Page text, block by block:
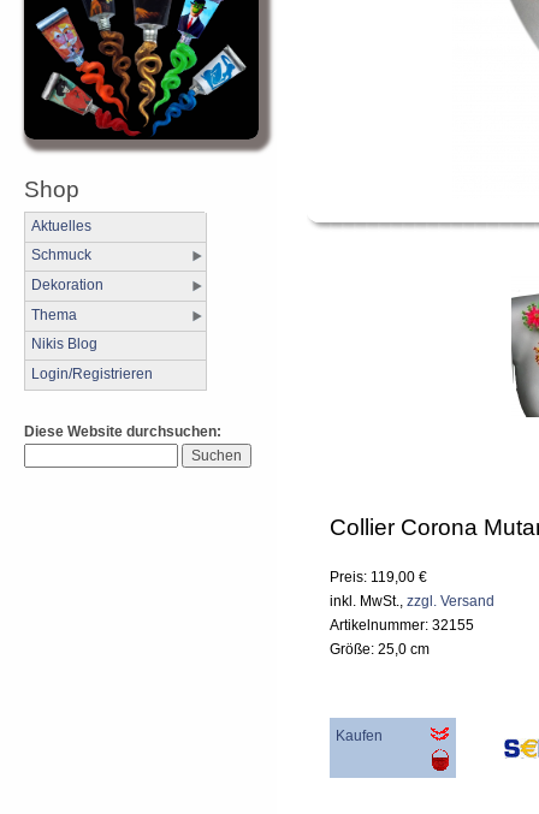
Shop
Aktuelles
Schmuck
Dekoration
Thema
Nikis Blog
Login/Registrieren
Diese Website durchsuchen:
Collier Corona
Preis: 119,00 €
inkl. MwSt., zzgl. Versand
Artikelnummer: 32155
Größe: 25,0 cm
Kaufen